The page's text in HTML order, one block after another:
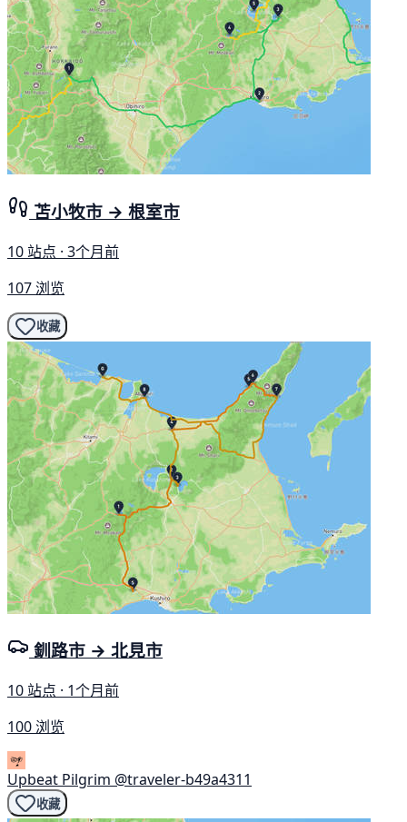
苫小牧市 → 根室市
10 站点 · 3个月前
107 浏览
收藏
釧路市 → 北見市
10 站点 · 1个月前
100 浏览
Upbeat Pilgrim @traveler-b49a4311
收藏